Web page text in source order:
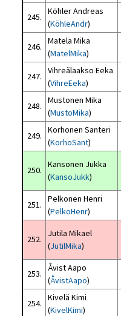
245.
Köhler Andreas
(KöhleAndr)
246.
Matela Mika
(MatelMika)
247.
Vihreälaakso Eeka
(VihreEeka)
248.
Mustonen Mika
(MustoMika)
249.
Korhonen Santeri
(KorhoSant)
250.
Kansonen Jukka
(KansoJukk)
251.
Pelkonen Henri
(PelkoHenr)
252.
Jutila Mikael
(JutilMika)
253.
Åvist Aapo
(ÅvistAapo)
254.
Kivelä Kimi
(KivelKimi)